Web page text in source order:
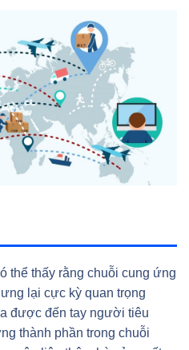
thể thấy rằng chuỗi cung ứng
lại cực kỳ quan trọng
được đến tay người tiêu
thành phần trong chuỗi